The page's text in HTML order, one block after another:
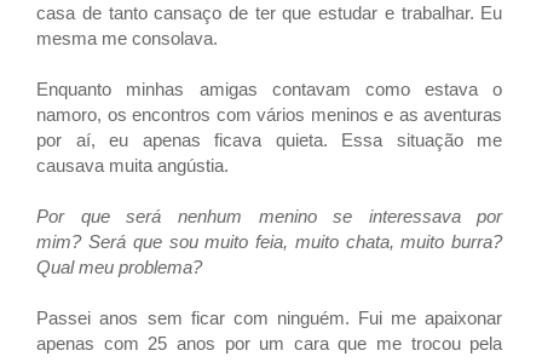
casa de tanto cansaço de ter que estudar e trabalhar. Eu
mesma me consolava.
Enquanto minhas amigas contavam como estava o
namoro, os encontros com vários meninos e as aventuras
por aí, eu apenas ficava quieta. Essa situação me
causava muita angústia.
Por que será nenhum menino se interessava por
mim?Será que sou muito feia, muito chata, muito burra?
Qual meu problema?
Passei anos sem ficar com ninguém. Fui me apaixonar
apenas com 25 anos por um cara que me trocou pela